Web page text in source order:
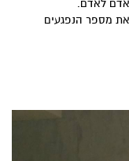
לאדם.
את מספר הנפגעים